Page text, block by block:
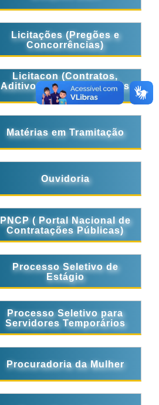
Licitações (Pregões e
Concorrências)
Licitacon (Contratos,
Aditivos e Procedimentos
Licitatórios)
Matérias em Tramitação
Ouvidoria
PNCP ( Portal Nacional de
Contratações Públicas)
Processo Seletivo de
Estágio
Processo Seletivo para
Servidores Temporários
Procuradoria da Mulher